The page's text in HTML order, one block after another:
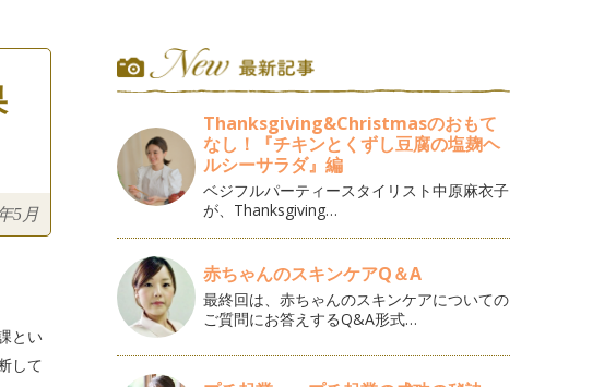
5月
とい
して
Thanksgiving&Christmasのおもて
なし！『チキンとくずし豆腐の塩麹ヘ
ルシーサラダ』編
ベジフルパーティースタイリスト中原麻衣子
が、Thanksgiving…
赤ちゃんのスキンケアQ＆A
最終回は、赤ちゃんのスキンケアについての
ご質問にお答えするQ&A形式…